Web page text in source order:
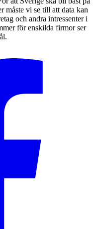
måste vi se till att data kan
och andra intressenter i
för enskilda firmor ser